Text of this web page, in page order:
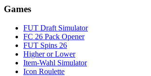
Games
FUT Draft Simulator
FC 26 Pack Opener
FUT Spins 26
Higher or Lower
Item-Wahl Simulator
Icon Roulette